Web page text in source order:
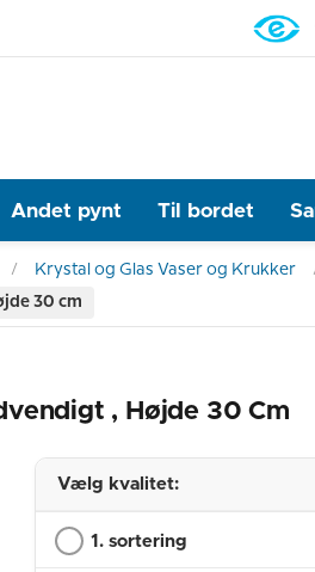
Andet pynt Til bordet
Krystal og Glas Vaser og Krukker
30 cm
, Højde 30 Cm
Vælg kvalitet:
1. sortering